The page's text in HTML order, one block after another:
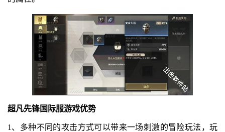
超凡先锋国际服游戏优势
1、多种不同的攻击方式可以带来一场刺激的冒险玩法，玩